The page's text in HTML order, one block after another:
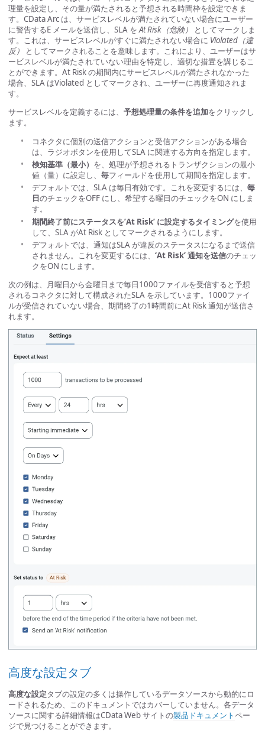
理量を設定し、その量が満たされると予想される時間枠を設定できま
す。CData Arc は、サービスレベルが満たされていない場合にユーザー
に警告するE メールを送信し、SLA をAt Risk（危険）
としてマークしま
す。これは、サービスレベルがすぐに満たされない場合に Violated（違
反）
としてマークされることを意味します。これにより、ユーザーはサ
ービスレベルが満たされていない理由を特定し、適切な措置を講じるこ
とができます。At Risk の期間内にサービスレベルが満たされなかった
場合、SLA はViolated としてマークされ、ユーザーに再度通知されま
す。
サービスレベルを定義するには、 予想処理量の条件を追加をクリックし
ます。
コネクタに個別の送信アクションと受信アクションがある場合
は、ラジオボタンを使用してSLA に関連する方向を指定します。
検知基準（最小） を、処理が予想されるトランザクションの最小
値（量）に設定し、 毎フィールドを使用して期間を指定します。
デフォルトでは、SLA は毎日有効です。これを変更するには、 毎
日のチェックをOFF にし、希望する曜日のチェックをON にしま
す。
期間終了前にステータスを’At Risk’ に設定するタイミングを使用
して、SLA がAt Risk としてマークされるようにします。
デフォルトでは、通知はSLA が違反のステータスになるまで送信
されません。これを変更するには、 ‘At Risk’ 通知を送信のチェッ
クをON にします。
次の例は、月曜日から金曜日まで毎日1000ファイルを受信すると予想
されるコネクタに対して構成されたSLA を示しています。1000ファイ
ルが受信されていない場合、期間終了の1時間前にAt Risk 通知が送信さ
れます。
高度な設定タブ
高度な設定タブの設定の多くは操作しているデータソースから動的にロ
ードされるため、このドキュメントではカバーしていません。各データ
ソースに関する詳細情報はCData Web サイトの製品ドキュメントペー
ジで見つけることができます。